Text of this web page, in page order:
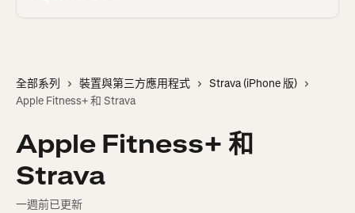
全部系列 裝置與第三方應用程式
Strava (iPhone 版)
Apple Fitness+ 和 Strava
Apple Fitness+ 和
Strava
一週前已更新